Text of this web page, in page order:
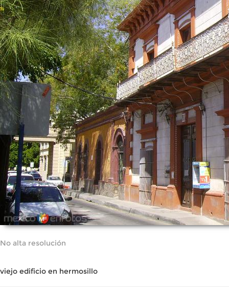
No alta resolución
viejo edificio en hermosillo